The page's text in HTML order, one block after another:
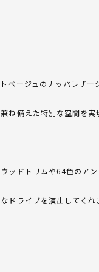
ベージュのナッパレザー
ね備えた特別な空間を実
ッドトリムや64色のアン
ドライブを演出してくれ